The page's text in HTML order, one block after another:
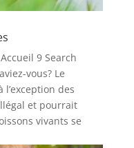
9 Search
vous? Le
des
et pourrait
vivants se